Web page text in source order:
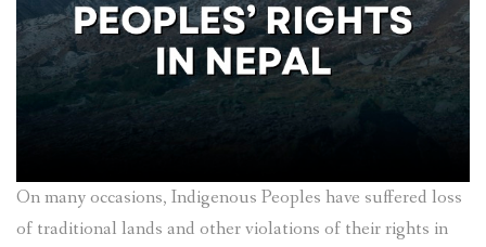
On many occasions, Indigenous Peoples have suffered loss
of traditional lands and other violations of their rights in